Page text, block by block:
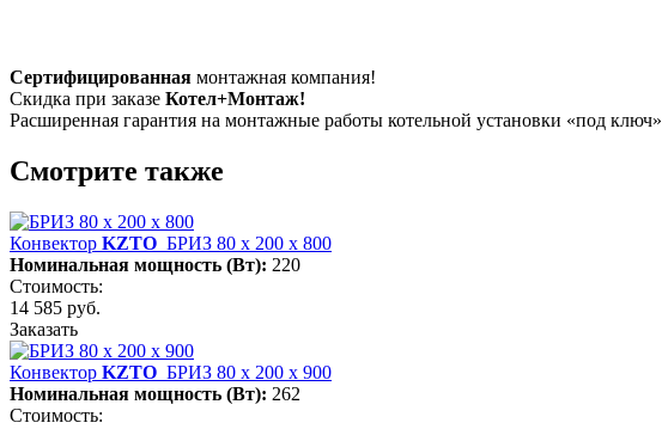
Сертифицированная монтажная компания!
Скидка при заказе Котел+Монтаж!
Расширенная гарантия на монтажные работы котельной установки «под ключ»
Смотрите также
Конвектор KZTO БРИЗ 80 х 200 х 800
Номинальная мощность (Вт): 220
Стоимость:
14 585 руб.
Заказать
Конвектор KZTO БРИЗ 80 х 200 х 900
Номинальная мощность (Вт): 262
Стоимость: